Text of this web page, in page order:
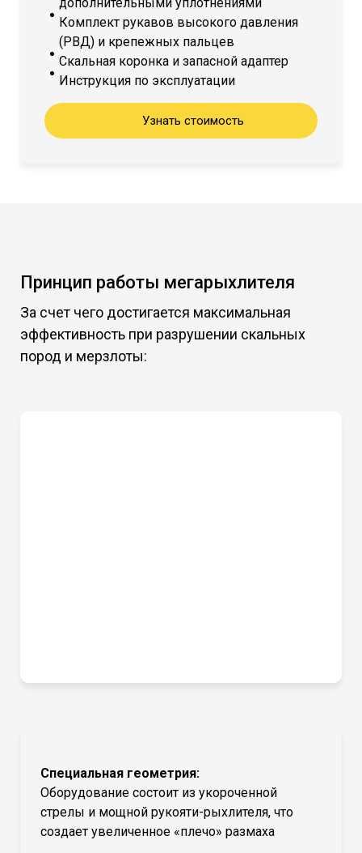
Комплект рукавов высокого давления
(РВД) и крепежных пальцев
Скальная коронка и запасной адаптер
Инструкция по эксплуатации
Узнать стоимость
Принцип работы мегарыхлителя
За счет чего достигается максимальная
эффективность при разрушении скальных
пород и мерзлоты:
Специальная геометрия:
Оборудование состоит из укороченной
стрелы и мощной рукояти-рыхлителя, что
создает увеличенное «плечо» размаха